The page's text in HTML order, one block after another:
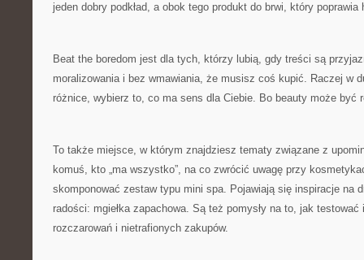
jeden dobry podkład, a obok tego produkt do brwi, który poprawia
Beat the boredom jest dla tych, którzy lubią, gdy treści są
moralizowania i bez wmawiania, że musisz coś kupić. Raczej w
różnice, wybierz to, co ma sens dla Ciebie. Bo beauty może być
To także miejsce, w którym znajdziesz tematy związane z
komuś, kto „ma wszystko”, na co zwrócić uwagę przy
skomponować zestaw typu mini spa. Pojawiają się inspiracje na
radości: mgiełka zapachowa. Są też pomysły na to, jak
rozczarowań i nietrafionych zakupów.